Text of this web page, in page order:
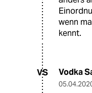
wenn
kennt.
VS Vodka